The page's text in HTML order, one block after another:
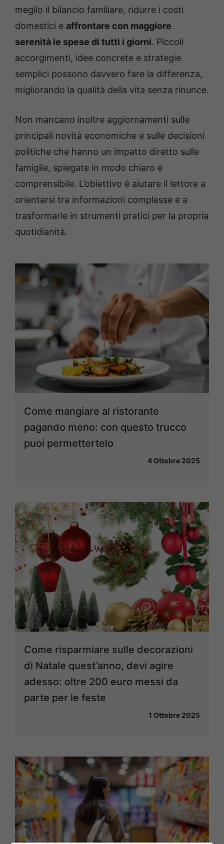
meglio il bilancio familiare, ridurre i costi
domestici e affrontare con maggiore
serenità le spese di tutti i giorni. Piccoli
accorgimenti, idee concrete e strategie
semplici possono davvero fare la differenza,
migliorando la qualità della vita senza rinunce.
Non mancano inoltre aggiornamenti sulle
principali novità economiche e sulle decisioni
politiche che hanno un impatto diretto sulle
famiglie, spiegate in modo chiaro e
comprensibile. L’obiettivo è aiutare il lettore a
orientarsi tra informazioni complesse e a
trasformarle in strumenti pratici per la propria
quotidianità.
Come mangiare al ristorante
pagando meno: con questo trucco
puoi permettertelo
4 Ottobre 2025
Come risparmiare sulle decorazioni
di Natale quest’anno, devi agire
adesso: oltre 200 euro messi da
parte per le feste
1 Ottobre 2025